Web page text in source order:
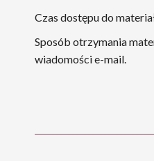
Czas dostępu do
Sposób otrzymania
wiadomości e-mail.